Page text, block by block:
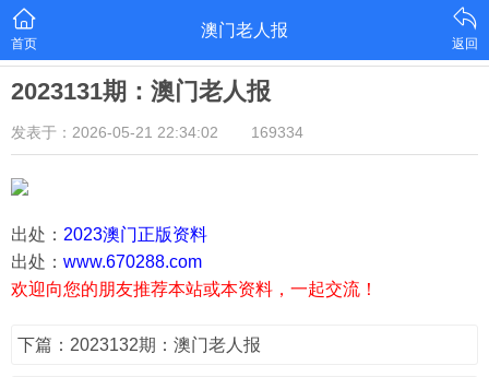
首页
澳门老人报
返回
2023131期：澳门老人报
发表于：2026-05-21 22:34:02 169334
出处： 2023澳门正版资料
出处： www.670288.com
欢迎向您的朋友推荐本站或本资料，一起交流！
下篇：2023132期：澳门老人报